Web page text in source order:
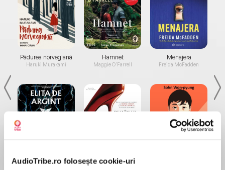
AudioTribe.ro folosește cookie-uri
Pădurea norvegiană
Haruki Murakami
de...
Dani Francis
Hamnet
Maggie O'Farrell
la...
Lauren Weisberger
Menajera
Freida McFadden